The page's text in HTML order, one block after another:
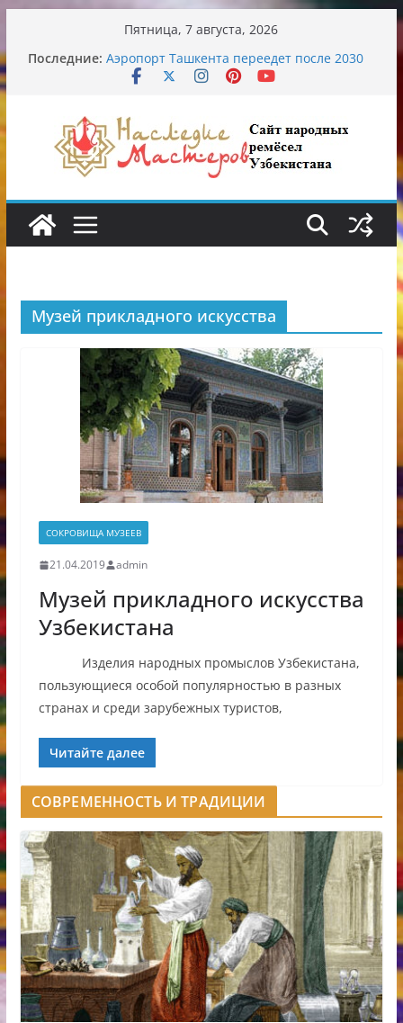
к
содержимому
Пятница, 7 августа, 2026
Последние: Аэропорт Ташкента переедет после 2030
года
Обрушение на одном из ключевых
перекрёстков Ташкента: перекрыт
путепровод на Буюк Ипак Йули
Узбекские традиционные узоры:
символика и происхождение
Музей прикладного искусства
СОКРОВИЩА МУЗЕЕВ
21.04.2019 admin
Музей прикладного искусства
Узбекистана
Изделия народных промыслов Узбекистана,
пользующиеся особой популярностью в разных
странах и среди зарубежных туристов,
Читайте далее
СОВРЕМЕННОСТЬ И ТРАДИЦИИ